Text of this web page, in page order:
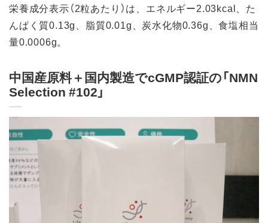
栄養成分表示（2粒あたり）は、エネルギー2.03kcal、た
んぱく質0.13g、脂質0.01g、炭水化物0.36g、食塩相当
量0.0006g。
中国産原料＋国内製造でcGMP認証の「NMN
Selection #102」